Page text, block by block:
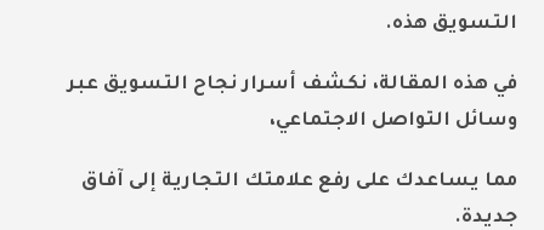
التسويق هذه.
في هذه المقالة، نكشف أسرار نجاح التسويق عبر
وسائل التواصل الاجتماعي،
مما يساعدك على رفع علامتك التجارية إلى آفاق
جديدة.